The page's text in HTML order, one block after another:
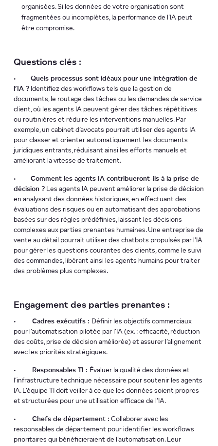
organisées. Si les données de votre organisation sont
fragmentées ou incomplètes, la performance de l’IA peut
être compromise.
Questions clés :
• Quels processus sont idéaux pour une intégration de
l’IA ? Identifiez des workflows tels que la gestion de
documents, le routage des tâches ou les demandes de service
client, où les agents IA peuvent gérer des tâches répétitives
ou routinières et réduire les interventions manuelles. Par
exemple, un cabinet d’avocats pourrait utiliser des agents IA
pour classer et orienter automatiquement les documents
juridiques entrants, réduisant ainsi les efforts manuels et
améliorant la vitesse de traitement.
• Comment les agents IA contribueront-ils à la prise de
décision ? Les agents IA peuvent améliorer la prise de décision
en analysant des données historiques, en effectuant des
évaluations des risques ou en automatisant des approbations
basées sur des règles prédéfinies, laissant les décisions
complexes aux parties prenantes humaines. Une entreprise de
vente au détail pourrait utiliser des chatbots propulsés par l’IA
pour gérer les questions courantes des clients, comme le suivi
des commandes, libérant ainsi les agents humains pour traiter
des problèmes plus complexes.
Engagement des parties prenantes :
• Cadres exécutifs : Définir les objectifs commerciaux
pour l’automatisation pilotée par l’IA (ex. : efficacité, réduction
des coûts, prise de décision améliorée) et assurer l’alignement
avec les priorités stratégiques.
• Responsables TI : Évaluer la qualité des données et
l’infrastructure technique nécessaire pour soutenir les agents
IA. L’équipe TI doit veiller à ce que les données soient propres
et structurées pour une utilisation efficace de l’IA.
• Chefs de département : Collaborer avec les
responsables de département pour identifier les workflows
prioritaires qui bénéficieraient de l’automatisation. Leur